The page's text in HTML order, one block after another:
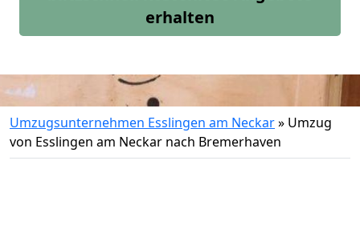
erhalten
Umzugsunternehmen Esslingen am Neckar» Umzug
von Esslingen am Neckar nach Bremerhaven